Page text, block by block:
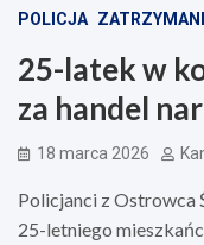
POLICJA
25-latek w
za handel
18 marca 2026
Policjanci z
25-letniego